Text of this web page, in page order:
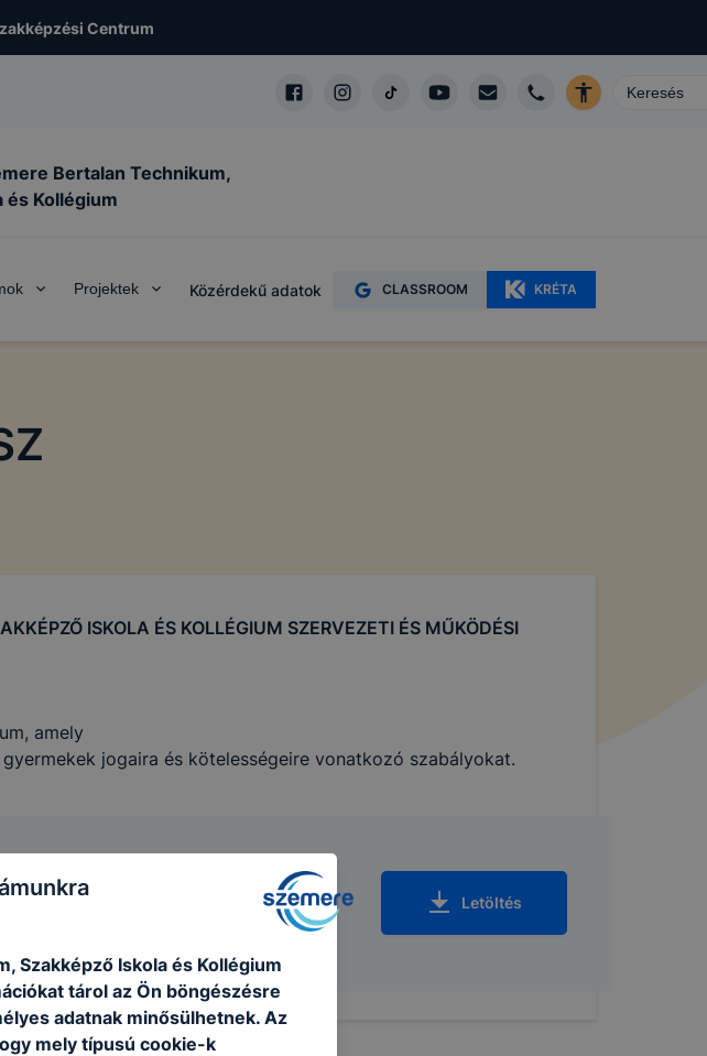
Centrum
Bertalan Technikum,
és Kollégium
Projektek Közérdekű adatok CLASSROOM KRÉTA
ISKOLA ÉS KOLLÉGIUM SZERVEZETI ÉS MŰKÖDÉSI
amely
jogaira és kötelességeire vonatkozó szabályokat.
Letöltés
Szakképző Iskola és Kollégium
tárol az Ön böngészésre
adatnak minősülhetnek. Az
mely típusú cookie-k